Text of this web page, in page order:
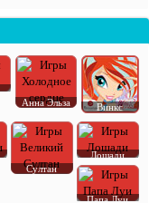
Анна Эльза
Винкс
Султан
Лошади
Папа Луи